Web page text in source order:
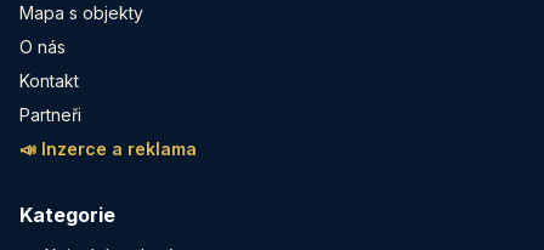
Mapa s objekty
O nás
Kontakt
Partneři
📣 Inzerce a reklama
Kategorie